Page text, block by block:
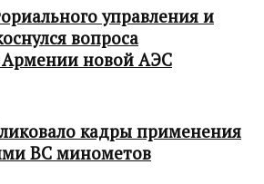
управления и
вопроса
Армении новой АЭС
кадры применения
ВС минометов